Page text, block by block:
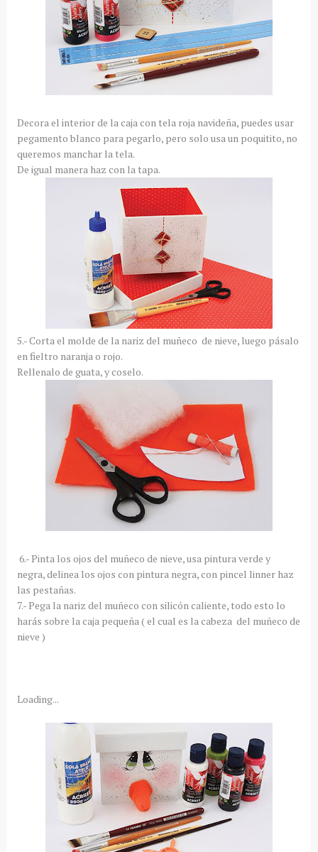
Decora el interior de la caja con tela roja navideña, puedes usar
pegamento blanco para pegarlo, pero solo usa un poquitito, no
queremos manchar la tela.
De igual manera haz con la tapa.
5.- Corta el molde de la nariz del muñeco de nieve, luego pásalo
en fieltro naranja o rojo.
Rellenalo de guata, y coselo.
6.- Pinta los ojos del muñeco de nieve, usa pintura verde y
negra, delinea los ojos con pintura negra, con pincel linner haz
las pestañas.
7.- Pega la nariz del muñeco con silicón caliente, todo esto lo
harás sobre la caja pequeña ( el cual es la cabeza del muñeco de
nieve )
Loading...